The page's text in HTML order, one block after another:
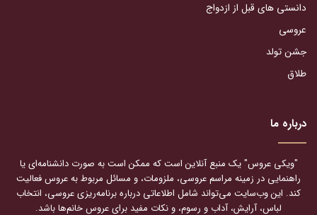
دانستی های قبل از ازدواج
عروسی
جشن تولد
طلاق
درباره ما
"ویکی عروس" یک منبع آنلاین است که ممکن است به صورت دانشنامه‌ای یا
راهنمایی در زمینه مراسم عروسی، ملزومات، و مسائل مربوط به عروس فعالیت
کند. این وب‌سایت می‌تواند شامل اطلاعاتی درباره برنامه‌ریزی عروسی، انتخاب
لباس، آرایش، آداب و رسوم، و نکات مفید برای عروس خانم‌ها باشد.